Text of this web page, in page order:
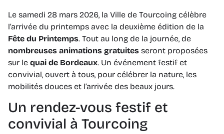
Le samedi 28 mars 2026, la Ville de Tourcoing célèbre
l’arrivée du printemps avec la deuxième édition de la
Fête du Printemps. Tout au long de la journée, de
nombreuses animations gratuites seront proposées
sur le quai de Bordeaux. Un événement festif et
convivial, ouvert à tous, pour célébrer la nature, les
mobilités douces et l’arrivée des beaux jours.
Un rendez-vous festif et
convivial à Tourcoing